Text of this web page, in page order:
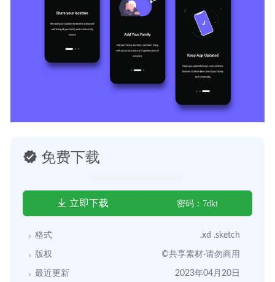
免费下载
立即下载 密码：7dki
格式 .xd .sketch
版权 ©共享素材·请勿商用
最近更新 2023年04月20日